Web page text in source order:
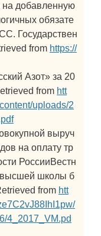
на добавленную
обязате
Государствен
from https://
Азот» за 20
from htt
uploads/2
выруч
на оплату тр
РоссииВестн
высшей школы б
from htt
4_2017_VM.pd